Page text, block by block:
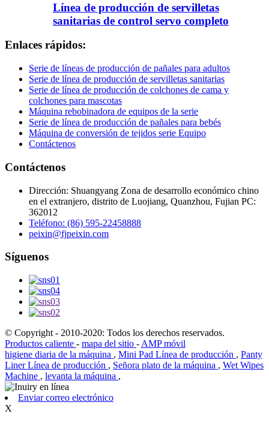
Línea de producción de servilletas
sanitarias de control servo completo
Enlaces rápidos:
Serie de líneas de producción de pañales para adultos
Serie de línea de producción de servilletas sanitarias
Serie de línea de producción de colchones de cama y
colchones para mascotas
Máquina rebobinadora de equipos de la serie
Serie de línea de producción de pañales para bebés
Máquina de conversión de tejidos serie Equipo
Contáctenos
Contáctenos
Dirección: Shuangyang Zona de desarrollo económico chino
en el extranjero, distrito de Luojiang, Quanzhou, Fujian PC:
362012
Teléfono: (86) 595-22458888
peixin@fjpeixin.com
Síguenos
© Copyright - 2010-2020: Todos los derechos reservados.
Productos caliente - mapa del sitio - AMP móvil
higiene diaria de la máquina , Mini Pad Línea de producción , Panty
Liner Línea de producción , Señora plato de la máquina , Wet Wipes
Machine , levanta la máquina ,
Enviar correo electrónico
X